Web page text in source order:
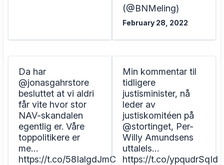
(@BNMeling)
February 28, 2022
Da har
@jonasgahrstore
besluttet at vi aldri
får vite hvor stor
NAV-skandalen
egentlig er. Våre
toppolitikere er
me…
https://t.co/58IalgdJmC
Min kommentar til
tidligere
justisminister, nå
leder av
justiskomitéen på
@stortinget, Per-
Willy Amundsens
uttalels…
https://t.co/ypqudrSqId